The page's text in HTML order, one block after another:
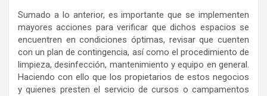
Sumado a lo anterior, es importante que se implementen
mayores acciones para verificar que dichos espacios se
encuentren en condiciones óptimas, revisar que cuenten
con un plan de contingencia, así como el procedimiento de
limpieza, desinfección, mantenimiento y equipo en general.
Haciendo con ello que los propietarios de estos negocios
y quienes presten el servicio de cursos o campamentos